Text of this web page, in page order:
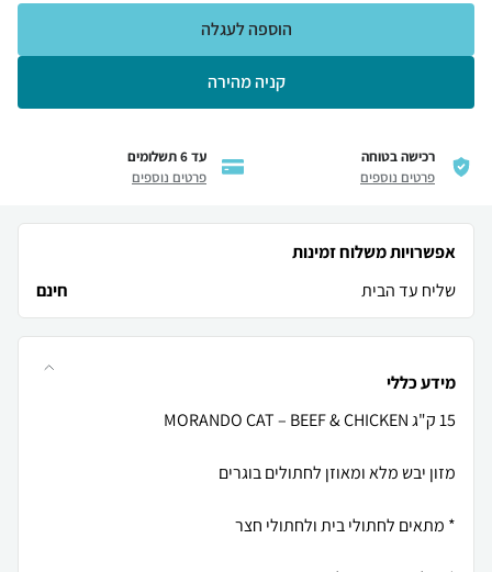
קניה מהירה
הוספה לעגלה
רכישה בטוחה
פרטים נוספים
עד 6 תשלומים
פרטים נוספים
אפשרויות משלוח זמינות
שליח עד הבית
חינם
מידע כללי